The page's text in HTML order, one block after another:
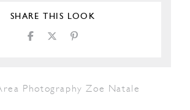
SHARE THIS LOOK
Photography Zoe Natale